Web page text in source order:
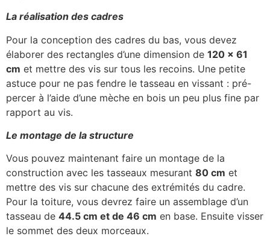
La réalisation des cadres
Pour la conception des cadres du bas, vous devez
élaborer des rectangles d’une dimension de 120 × 61
cm et mettre des vis sur tous les recoins. Une petite
astuce pour ne pas fendre le tasseau en vissant : pré-
percer à l’aide d’une mèche en bois un peu plus fine par
rapport au vis.
Le montage de la structure
Vous pouvez maintenant faire un montage de la
construction avec les tasseaux mesurant 80 cm et
mettre des vis sur chacune des extrémités du cadre.
Pour la toiture, vous devrez faire un assemblage d’un
tasseau de 44.5 cm et de 46 cm en base. Ensuite visser
le sommet des deux morceaux.